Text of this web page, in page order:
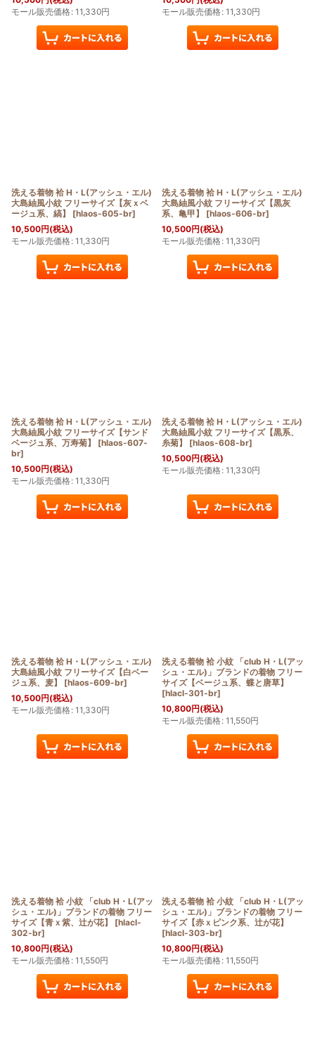
モール販売価格: 11,330円
モール販売価格: 11,330円
洗える着物 袷 H・L(アッシュ・エル)
大島紬風小紋 フリーサイズ【灰ｘベ
ージュ系、縞】
[hlaos-605-br]
10,500円(税込)
モール販売価格: 11,330円
洗える着物 袷 H・L(アッシュ・エル)
大島紬風小紋 フリーサイズ【黒灰
系、亀甲】
[hlaos-606-br]
10,500円(税込)
モール販売価格: 11,330円
洗える着物 袷 H・L(アッシュ・エル)
大島紬風小紋 フリーサイズ【サンド
ベージュ系、万寿菊】
[hlaos-607-
br]
10,500円(税込)
モール販売価格: 11,330円
洗える着物 袷 H・L(アッシュ・エル)
大島紬風小紋 フリーサイズ【黒系、
糸菊】
[hlaos-608-br]
10,500円(税込)
モール販売価格: 11,330円
洗える着物 袷 H・L(アッシュ・エル)
大島紬風小紋 フリーサイズ【白ベー
ジュ系、麦】
[hlaos-609-br]
10,500円(税込)
モール販売価格: 11,330円
洗える着物 袷 小紋 「club H・L(アッ
シュ・エル)」ブランドの着物 フリー
サイズ【ベージュ系、蝶と唐草】
[hlacl-301-br]
10,800円(税込)
モール販売価格: 11,550円
洗える着物 袷 小紋 「club H・L(アッ
シュ・エル)」ブランドの着物 フリー
サイズ【青ｘ紫、辻が花】
[hlacl-
302-br]
10,800円(税込)
モール販売価格: 11,550円
洗える着物 袷 小紋 「club H・L(アッ
シュ・エル)」ブランドの着物 フリー
サイズ【赤ｘピンク系、辻が花】
[hlacl-303-br]
10,800円(税込)
モール販売価格: 11,550円